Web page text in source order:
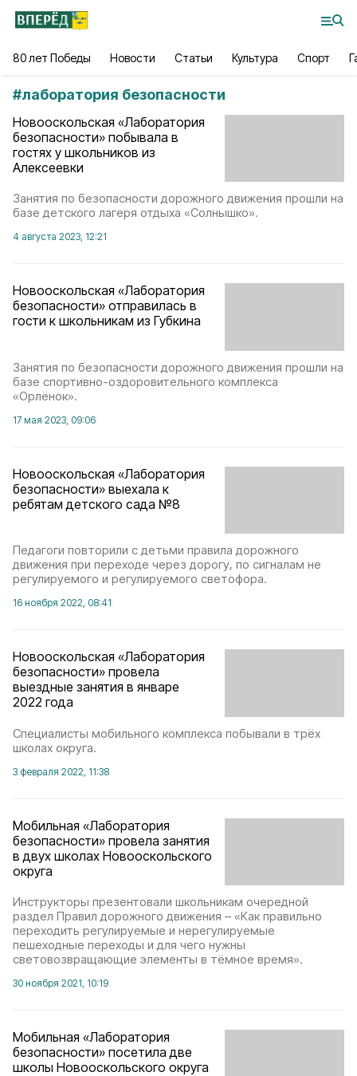
80 лет Победы Новости Статьи Культура Спорт
#лаборатория безопасности
Новооскольская «Лаборатория
безопасности» побывала в
гостях у школьников из
Алексеевки
Занятия по безопасности дорожного движения прошли на
базе детского лагеря отдыха «Солнышко».
4 августа 2023, 12:21
Новооскольская «Лаборатория
безопасности» отправилась в
гости к школьникам из Губкина
Занятия по безопасности дорожного движения прошли на
базе спортивно-оздоровительного комплекса
«Орлёнок».
17 мая 2023, 09:06
Новооскольская «Лаборатория
безопасности» выехала к
ребятам детского сада №8
Педагоги повторили с детьми правила дорожного
движения при переходе через дорогу, по сигналам не
регулируемого и регулируемого светофора.
16 ноября 2022, 08:41
Новооскольская «Лаборатория
безопасности» провела
выездные занятия в январе
2022 года
Специалисты мобильного комплекса побывали в трёх
школах округа.
3 февраля 2022, 11:38
Мобильная «Лаборатория
безопасности» провела занятия
в двух школах Новооскольского
округа
Инструкторы презентовали школьникам очередной
раздел Правил дорожного движения – «Как правильно
переходить регулируемые и нерегулируемые
пешеходные переходы и для чего нужны
световозвращающие элементы в тёмное время».
30 ноября 2021, 10:19
Мобильная «Лаборатория
безопасности» посетила две
школы Новооскольского округа